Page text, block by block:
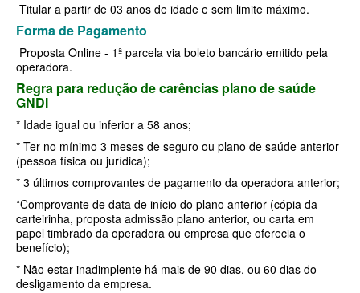
TOTAL MEDCARE PLANO DE SAÚDE INDIVIDUAL
TRASMONTANO PLANO DE SAÚDE INDIVIDUAL
ÚNICA PLANO DE SAÚDE INDIVIDUAL
UNIHOSP PLANO DE SAÚDE INDIVIDUAL
UNIMED GUARULHOS PLANO DE SAÚDE INDIVIDUAL
PLANO DE SAÚDE FAMILIAR
BLUE MED PLANO DE SAÚDE FAMILIAR
BIOVIDA PLANO DE SAÚDE FAMILIAR
CRUZ AZUL PLANO DE SAÚDE FAMILIAR
Titular a partir de 03 anos de idade e sem limite máximo.
Forma de Pagamento
Proposta Online - 1ª parcela via boleto bancário emitido pela
operadora.
Regra para redução de carências plano de saúde
GNDI
* Idade igual ou inferior a 58 anos;
* Ter no mínimo 3 meses de seguro ou plano de saúde anterior
(pessoa física ou jurídica);
* 3 últimos comprovantes de pagamento da operadora anterior;
*Comprovante de data de início do plano anterior (cópia da
carteirinha, proposta admissão plano anterior, ou carta em
papel timbrado da operadora ou empresa que oferecia o
benefício);
* Não estar inadimplente há mais de 90 dias, ou 60 dias do
desligamento da empresa.